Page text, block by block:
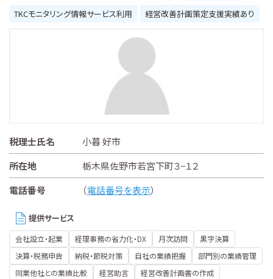
TKCモニタリング情報サービス利用
経営改善計画策定支援実績あり
税理士氏名
小暮 好市
所在地
栃木県佐野市若宮下町３−１２
電話番号
（電話番号を表示）
提供サービス
会社設立・起業 経理事務の省力化・DX 月次訪問
黒字決算
決算・税務申告
納税・節税対策 自社の業績把握
部門別の業績管理
同業他社との業績比較
経営助言
経営改善計画書の作成